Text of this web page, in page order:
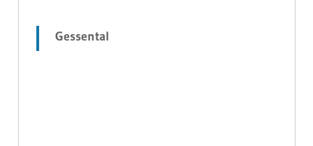
Gessental